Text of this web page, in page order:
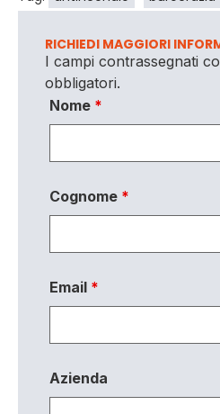
RICHIEDI MAGGIORI
I campi contrassegnati
obbligatori.
Nome *
Cognome *
Email *
Azienda